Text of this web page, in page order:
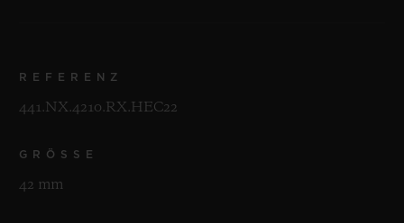
REFERENZ
441.NX.4210.RX.HEC22
GRÖSSE
42 mm